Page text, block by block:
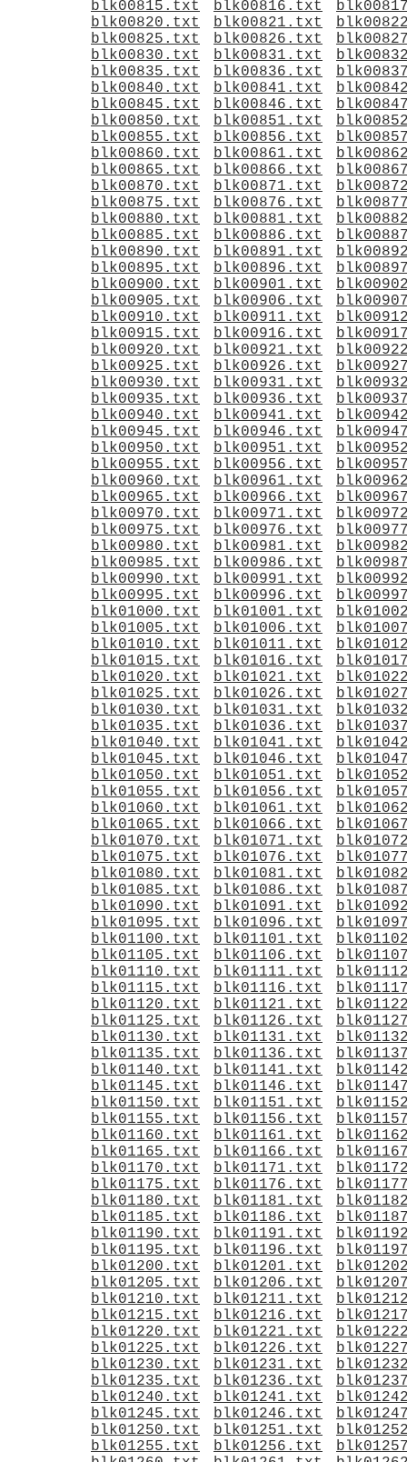
blk00815.txt blk00816.txt
blk00820.txt
blk00821.txt
blk00825.txt
blk00826.txt
blk00830.txt
blk00831.txt
blk00835.txt
blk00836.txt
blk00840.txt
blk00841.txt
blk00845.txt
blk00846.txt
blk00850.txt
blk00851.txt
blk00855.txt
blk00856.txt
blk00860.txt
blk00861.txt
blk00865.txt
blk00866.txt
blk00870.txt
blk00871.txt
blk00875.txt
blk00876.txt
blk00880.txt
blk00881.txt
blk00885.txt
blk00886.txt
blk00890.txt
blk00891.txt
blk00895.txt
blk00896.txt
blk00900.txt
blk00901.txt
blk00905.txt
blk00906.txt
blk00910.txt
blk00911.txt
blk00915.txt
blk00916.txt
blk00920.txt
blk00921.txt
blk00925.txt
blk00926.txt
blk00930.txt
blk00931.txt
blk00935.txt
blk00936.txt
blk00940.txt
blk00941.txt
blk00945.txt
blk00946.txt
blk00950.txt
blk00951.txt
blk00955.txt
blk00956.txt
blk00960.txt
blk00961.txt
blk00965.txt
blk00966.txt
blk00970.txt
blk00971.txt
blk00975.txt
blk00976.txt
blk00980.txt
blk00981.txt
blk00985.txt
blk00986.txt
blk00990.txt
blk00991.txt
blk00995.txt
blk00996.txt
blk01000.txt
blk01001.txt
blk01005.txt
blk01006.txt
blk01010.txt
blk01011.txt
blk01015.txt
blk01016.txt
blk01020.txt
blk01021.txt
blk01025.txt
blk01026.txt
blk01030.txt
blk01031.txt
blk01035.txt
blk01036.txt
blk01040.txt
blk01041.txt
blk01045.txt
blk01046.txt
blk01050.txt
blk01051.txt
blk01055.txt
blk01056.txt
blk01060.txt
blk01061.txt
blk01065.txt
blk01066.txt
blk01070.txt
blk01071.txt
blk01075.txt
blk01076.txt
blk01080.txt
blk01081.txt
blk01085.txt
blk01086.txt
blk01090.txt
blk01091.txt
blk01095.txt
blk01096.txt
blk01100.txt
blk01101.txt
blk01105.txt
blk01106.txt
blk01110.txt
blk01111.txt
blk01115.txt
blk01116.txt
blk01120.txt
blk01121.txt
blk01125.txt
blk01126.txt
blk01130.txt
blk01131.txt
blk01135.txt
blk01136.txt
blk01140.txt
blk01141.txt
blk01145.txt
blk01146.txt
blk01150.txt
blk01151.txt
blk01155.txt
blk01156.txt
blk01160.txt
blk01161.txt
blk01165.txt
blk01166.txt
blk01170.txt
blk01171.txt
blk01175.txt
blk01176.txt
blk01180.txt
blk01181.txt
blk01185.txt
blk01186.txt
blk01190.txt
blk01191.txt
blk01195.txt
blk01196.txt
blk01200.txt
blk01201.txt
blk01205.txt
blk01206.txt
blk01210.txt
blk01211.txt
blk01215.txt
blk01216.txt
blk01220.txt
blk01221.txt
blk01225.txt
blk01226.txt
blk01230.txt
blk01231.txt
blk01235.txt
blk01236.txt
blk01240.txt
blk01241.txt
blk01245.txt
blk01246.txt
blk01250.txt
blk01251.txt
blk01255.txt
blk01256.txt